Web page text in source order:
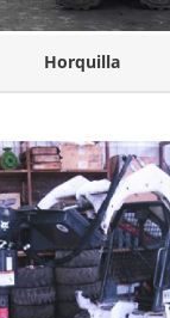
Horquilla